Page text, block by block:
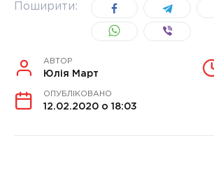
Поширити:
АВТОР
Юлія Март
ОПУБЛІКОВАНО
12.02.2020 о 18:03